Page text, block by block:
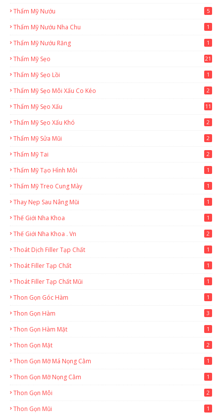
Thẩm Mỹ Nướu 5
Thẩm Mỹ Nướu Nha Chu 1
Thẩm Mỹ Nướu Răng 1
Thẩm Mỹ Sẹo 21
Thẩm Mỹ Sẹo Lồi 1
Thẩm Mỹ Sẹo Môi Xấu Co Kéo 2
Thẩm Mỹ Sẹo Xấu 11
Thẩm Mỹ Sẹo Xấu Khó 2
Thẩm Mỹ Sửa Mũi 2
Thẩm Mỹ Tai 2
Thẩm Mỹ Tạo Hình Môi 1
Thẩm Mỹ Treo Cung Mày 1
Thay Nẹp Sau Nâng Mũi 1
Thế Giới Nha Khoa 1
Thế Giới Nha Khoa . Vn 2
Thoát Dịch Filler Tạp Chất 1
Thoát Filler Tạp Chất 1
Thoát Filler Tạp Chất Mũi 1
Thon Gọn Góc Hàm 1
Thon Gọn Hàm 3
Thon Gọn Hàm Mặt 1
Thon Gọn Mặt 2
Thon Gọn Mỡ Má Nọng Cằm 1
Thon Gọn Mỡ Nọng Cằm 1
Thon Gọn Môi 2
Thon Gọn Mũi 1